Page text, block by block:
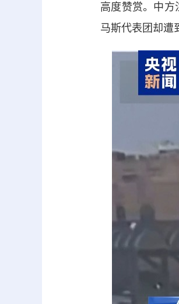
高度赞赏。中
马斯代表团却遭